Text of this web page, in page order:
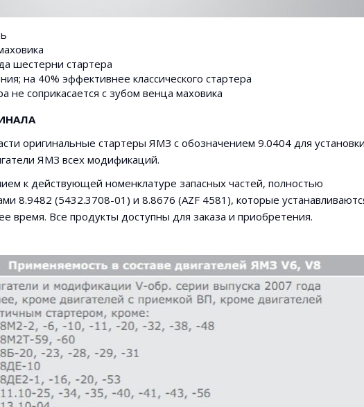
шестерни стартера
на 40% эффективнее классического стартера
не соприкасается с зубом венца маховика
оригинальные стартеры ЯМЗ с обозначением 9.0404 для
ЯМЗ всех модификаций.
к действующей номенклатуре запасных частей, полностью
8.9482 (5432.3708-01) и 8.8676 (AZF 4581), которые
время. Все продукты доступны для заказа и приобретения.